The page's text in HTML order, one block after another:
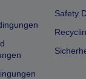
Safety